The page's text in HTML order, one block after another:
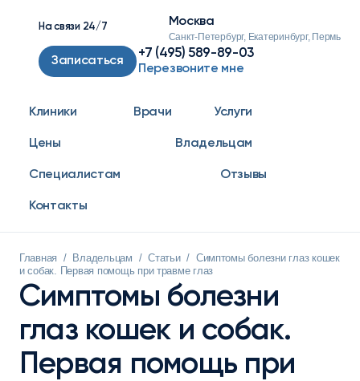
На связи 24/7 Москва
Санкт-Петербург, Екатеринбург, Пермь
Записаться
+7 (495) 589-89-03
Перезвоните мне
Клиники Врачи Услуги
Цены Владельцам
Специалистам Отзывы
Контакты
Главная / Владельцам / Статьи / Симптомы болезни глаз кошек
и собак. Первая помощь при травме глаз
Симптомы болезни
глаз кошек и собак.
Первая помощь при